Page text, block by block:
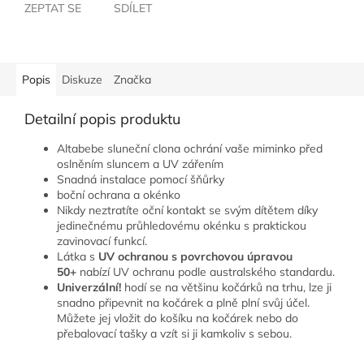
ZEPTAT SE SDÍLET
Popis Diskuze Značka
Detailní popis produktu
Altabebe sluneční clona ochrání vaše miminko před
oslněním sluncem a UV zářením
Snadná instalace pomocí šňůrky
boční ochrana a okénko
Nikdy neztratíte oční kontakt se svým dítětem díky
jedinečnému průhledovému okénku s praktickou
zavinovací funkcí.
Látka s UV ochranou s povrchovou úpravou
50+ nabízí UV ochranu podle australského standardu.
Univerzální! hodí se na většinu kočárků na trhu, lze ji
snadno připevnit na kočárek a plně plní svůj účel.
Můžete jej vložit do košíku na kočárek nebo do
přebalovací tašky a vzít si ji kamkoliv s sebou.